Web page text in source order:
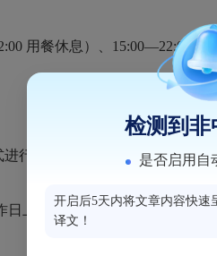
用餐休息）、15:00—22:00（
行。
上午8:30-12:00，下午2:30-6:00
检测到非
是否启用自
开启后5天内将文章内容快速
译文！